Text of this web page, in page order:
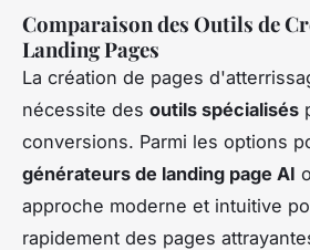
Comparaison des Outils de
Landing Pages
La création de pages
nécessite des outils spécialisés
conversions. Parmi les options
générateurs de landing page AI
approche moderne et intuitive
rapidement des pages